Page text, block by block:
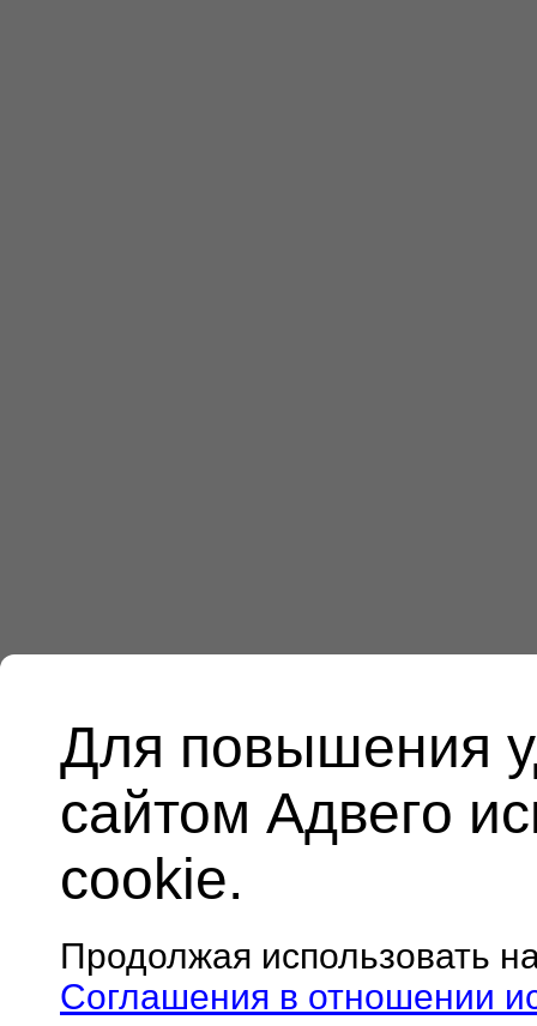
Для повышения
сайтом Адвего
cookie.
Продолжая использовать
Соглашения в отношении